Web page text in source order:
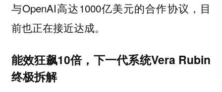
与OpenAI高达1000亿美元的合作协议，目
前也正在接近达成。
能效狂飙10倍，下一代系统Vera Rubin
终极拆解